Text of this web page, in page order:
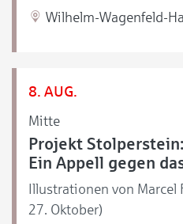
Wilhelm-Wagenfeld-
8. AUG.
Mitte
Projekt
Ein Appell gegen
Illustrationen von Marcel
27. Oktober)